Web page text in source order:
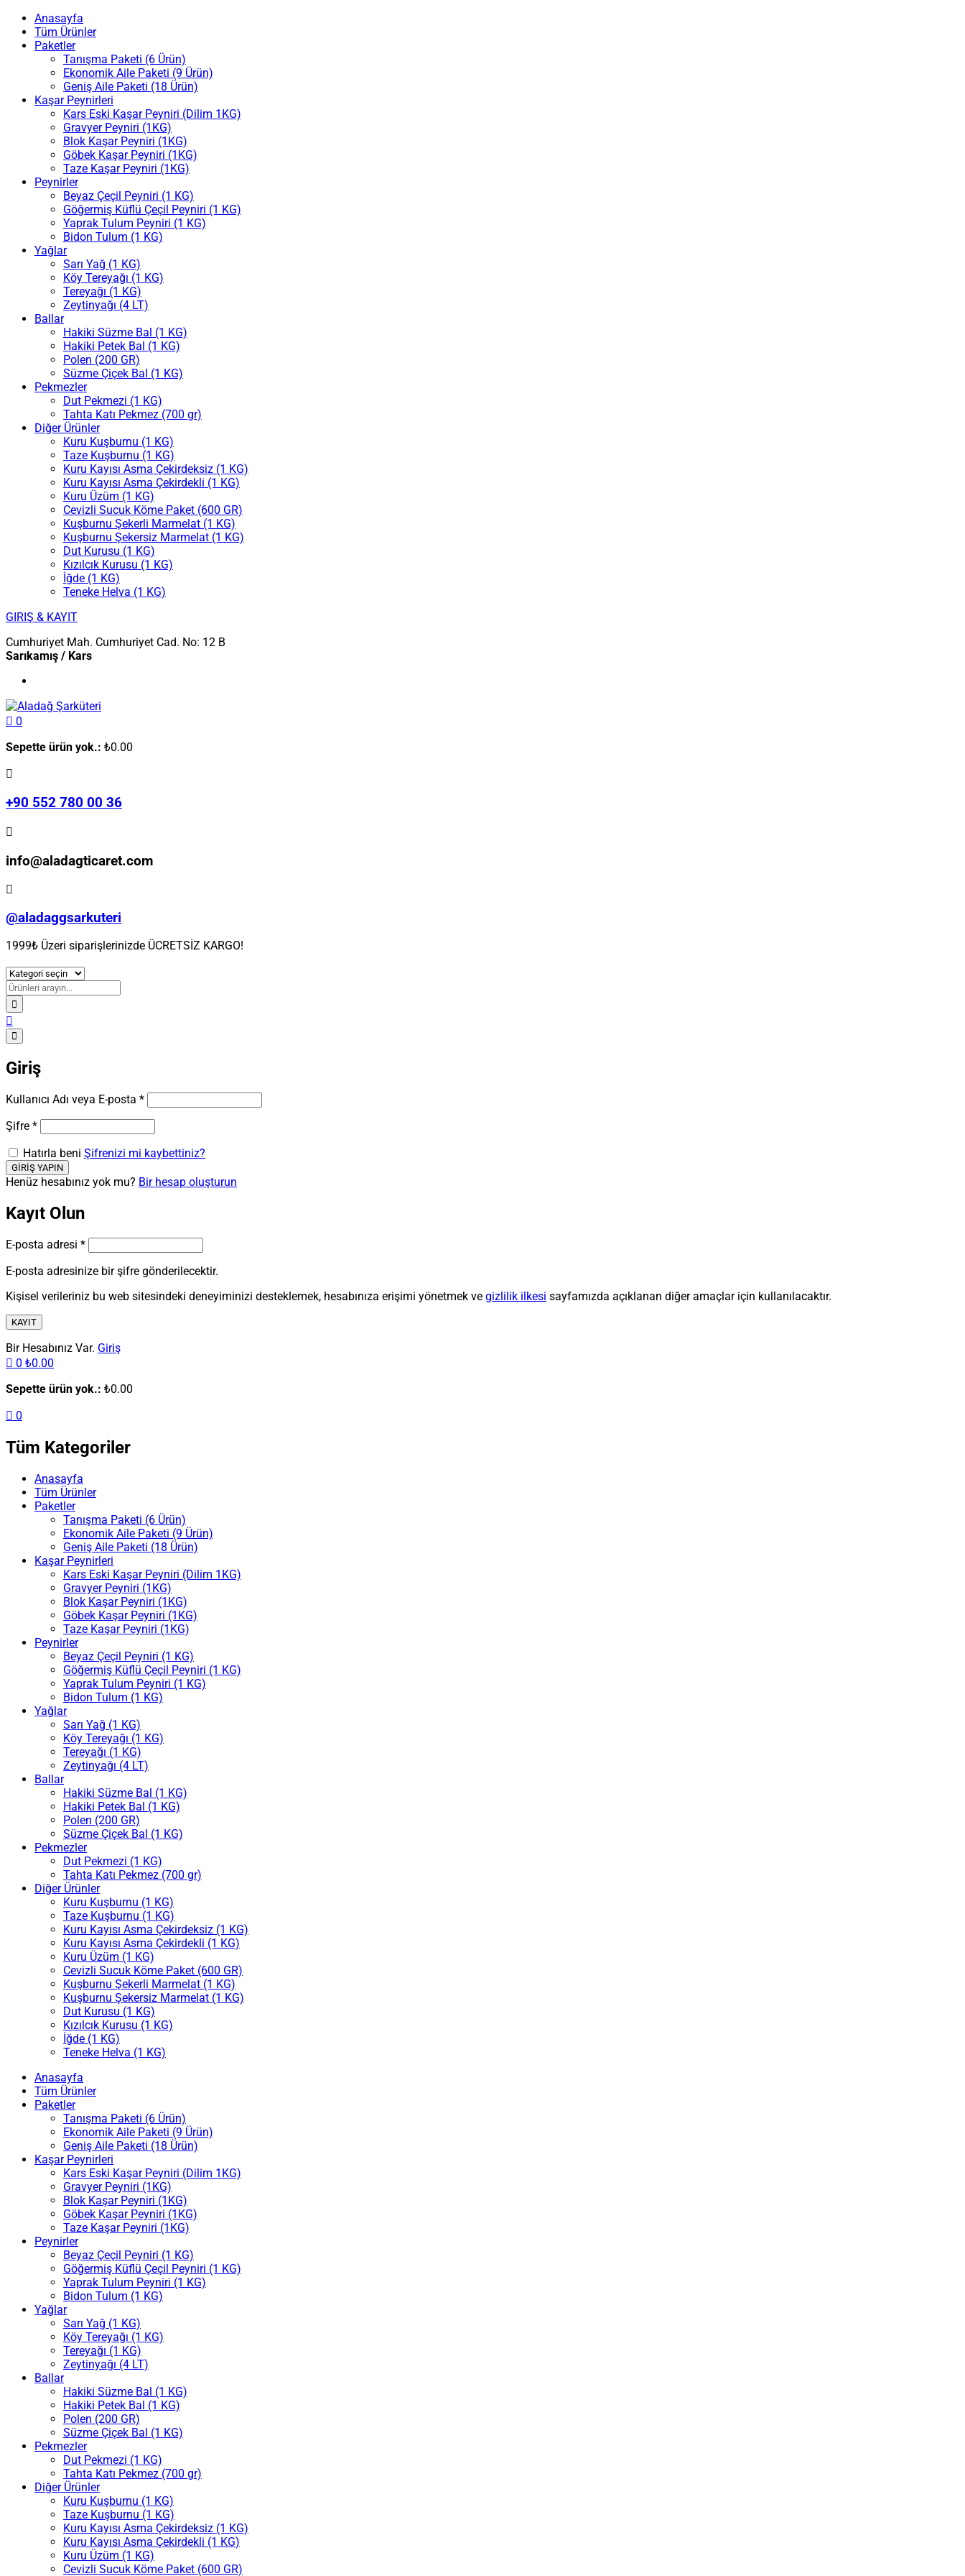
Anasayfa
Tüm Ürünler
Paketler
Tanışma Paketi (6 Ürün)
Ekonomik Aile Paketi (9 Ürün)
Geniş Aile Paketi (18 Ürün)
Kaşar Peynirleri
Kars Eski Kaşar Peyniri (Dilim 1KG)
Gravyer Peyniri (1KG)
Blok Kaşar Peyniri (1KG)
Göbek Kaşar Peyniri (1KG)
Taze Kaşar Peyniri (1KG)
Peynirler
Beyaz Çeçil Peyniri (1 KG)
Göğermiş Küflü Çeçil Peyniri (1 KG)
Yaprak Tulum Peyniri (1 KG)
Bidon Tulum (1 KG)
Yağlar
Sarı Yağ (1 KG)
Köy Tereyağı (1 KG)
Tereyağı (1 KG)
Zeytinyağı (4 LT)
Ballar
Hakiki Süzme Bal (1 KG)
Hakiki Petek Bal (1 KG)
Polen (200 GR)
Süzme Çiçek Bal (1 KG)
Pekmezler
Dut Pekmezi (1 KG)
Tahta Katı Pekmez (700 gr)
Diğer Ürünler
Kuru Kuşburnu (1 KG)
Taze Kuşburnu (1 KG)
Kuru Kayısı Asma Çekirdeksiz (1 KG)
Kuru Kayısı Asma Çekirdekli (1 KG)
Kuru Üzüm (1 KG)
Cevizli Sucuk Köme Paket (600 GR)
Kuşburnu Şekerli Marmelat (1 KG)
Kuşburnu Şekersiz Marmelat (1 KG)
Dut Kurusu (1 KG)
Kızılcık Kurusu (1 KG)
İğde (1 KG)
Teneke Helva (1 KG)
GIRIŞ & KAYIT
Cumhuriyet Mah. Cumhuriyet Cad. No: 12 B
Sarıkamış / Kars
0
Sepette ürün yok.: ₺0.00
+90 552 780 00 36
info@aladagticaret.com
@aladaggsarkuteri
1999₺ Üzeri siparişlerinizde ÜCRETSİZ KARGO!
Giriş
Kullanıcı Adı veya E-posta *
Şifre *
Hatırla beni Şifrenizi mi kaybettiniz?
Henüz hesabınız yok mu? Bir hesap oluşturun
Kayıt Olun
E-posta adresi *
E-posta adresinize bir şifre gönderilecektir.
Kişisel verileriniz bu web sitesindeki deneyiminizi desteklemek, hesabınıza erişimi yönetmek ve gizlilik ilkesi sayfamızda açıklanan diğer amaçlar için kullanılacaktır.
KAYIT
Bir Hesabınız Var. Giriş
0 ₺0.00
Sepette ürün yok.: ₺0.00
0
Tüm Kategoriler
Anasayfa
Tüm Ürünler
Paketler
Tanışma Paketi (6 Ürün)
Ekonomik Aile Paketi (9 Ürün)
Geniş Aile Paketi (18 Ürün)
Kaşar Peynirleri
Kars Eski Kaşar Peyniri (Dilim 1KG)
Gravyer Peyniri (1KG)
Blok Kaşar Peyniri (1KG)
Göbek Kaşar Peyniri (1KG)
Taze Kaşar Peyniri (1KG)
Peynirler
Beyaz Çeçil Peyniri (1 KG)
Göğermiş Küflü Çeçil Peyniri (1 KG)
Yaprak Tulum Peyniri (1 KG)
Bidon Tulum (1 KG)
Yağlar
Sarı Yağ (1 KG)
Köy Tereyağı (1 KG)
Tereyağı (1 KG)
Zeytinyağı (4 LT)
Ballar
Hakiki Süzme Bal (1 KG)
Hakiki Petek Bal (1 KG)
Polen (200 GR)
Süzme Çiçek Bal (1 KG)
Pekmezler
Dut Pekmezi (1 KG)
Tahta Katı Pekmez (700 gr)
Diğer Ürünler
Kuru Kuşburnu (1 KG)
Taze Kuşburnu (1 KG)
Kuru Kayısı Asma Çekirdeksiz (1 KG)
Kuru Kayısı Asma Çekirdekli (1 KG)
Kuru Üzüm (1 KG)
Cevizli Sucuk Köme Paket (600 GR)
Kuşburnu Şekerli Marmelat (1 KG)
Kuşburnu Şekersiz Marmelat (1 KG)
Dut Kurusu (1 KG)
Kızılcık Kurusu (1 KG)
İğde (1 KG)
Teneke Helva (1 KG)
Anasayfa
Tüm Ürünler
Paketler
Tanışma Paketi (6 Ürün)
Ekonomik Aile Paketi (9 Ürün)
Geniş Aile Paketi (18 Ürün)
Kaşar Peynirleri
Kars Eski Kaşar Peyniri (Dilim 1KG)
Gravyer Peyniri (1KG)
Blok Kaşar Peyniri (1KG)
Göbek Kaşar Peyniri (1KG)
Taze Kaşar Peyniri (1KG)
Peynirler
Beyaz Çeçil Peyniri (1 KG)
Göğermiş Küflü Çeçil Peyniri (1 KG)
Yaprak Tulum Peyniri (1 KG)
Bidon Tulum (1 KG)
Yağlar
Sarı Yağ (1 KG)
Köy Tereyağı (1 KG)
Tereyağı (1 KG)
Zeytinyağı (4 LT)
Ballar
Hakiki Süzme Bal (1 KG)
Hakiki Petek Bal (1 KG)
Polen (200 GR)
Süzme Çiçek Bal (1 KG)
Pekmezler
Dut Pekmezi (1 KG)
Tahta Katı Pekmez (700 gr)
Diğer Ürünler
Kuru Kuşburnu (1 KG)
Taze Kuşburnu (1 KG)
Kuru Kayısı Asma Çekirdeksiz (1 KG)
Kuru Kayısı Asma Çekirdekli (1 KG)
Kuru Üzüm (1 KG)
Cevizli Sucuk Köme Paket (600 GR)